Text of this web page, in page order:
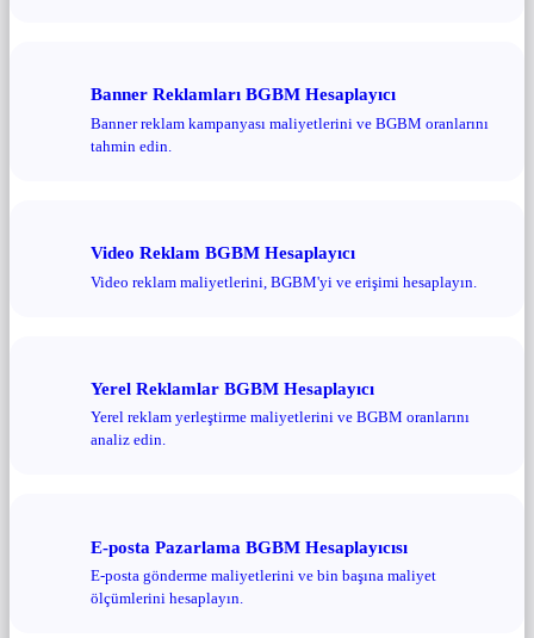
Banner Reklamları BGBM Hesaplayıcı
Banner reklam kampanyası maliyetlerini ve BGBM oranlarını
tahmin edin.
Video Reklam BGBM Hesaplayıcı
Video reklam maliyetlerini, BGBM'yi ve erişimi hesaplayın.
Yerel Reklamlar BGBM Hesaplayıcı
Yerel reklam yerleştirme maliyetlerini ve BGBM oranlarını
analiz edin.
E-posta Pazarlama BGBM Hesaplayıcısı
E-posta gönderme maliyetlerini ve bin başına maliyet
ölçümlerini hesaplayın.